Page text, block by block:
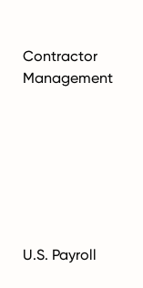
Contractor
Management
U.S. Payroll